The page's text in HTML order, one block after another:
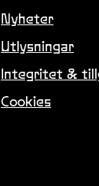
Nyheter
Utlysningar
Integritet &
Cookies